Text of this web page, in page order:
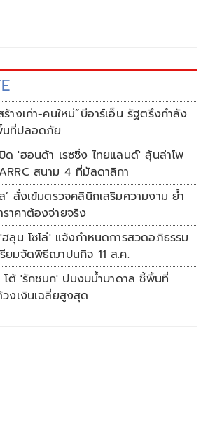
งเก่า-คนใหม่”บีอาร์เอ็น รัฐตรึงกำลัง
นที่ปลอดภัย
'ฮอนด้า เรซซิ่ง ไทยแลนด์' ลุ้นล่าโพ
สนาม 4 ที่มัลดาลิกา
’ สั่งเข้มตรวจคลินิกเสริมความงาม ย้ำ
าคาต้องจ่ายจริง
ลุน โซโล่' แจ้งกำหนดการสวดอภิธรรม
ยมจัดพิธีฌาปนกิจ 11 ส.ค.
โต้ 'รักชนก' ปมงบน้ำบาดาล ชี้พื้นที่
วงเงินเฉลี่ยสูงสุด